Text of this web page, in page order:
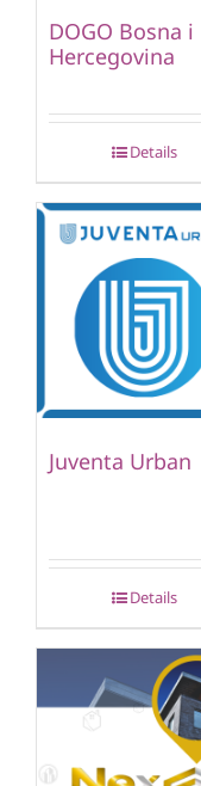
DOGO Bosna i
Hercegovina
Details
Juventa Urban
Details